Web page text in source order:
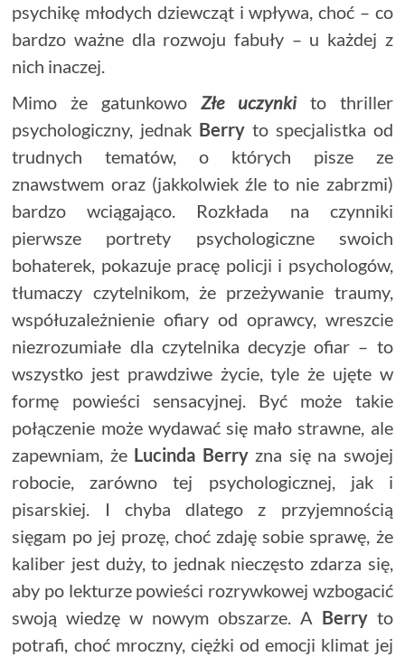
psychikę młodych dziewcząt i wpływa, choć – co
bardzo ważne dla rozwoju fabuły – u każdej z
nich inaczej.
Mimo że gatunkowo Złe uczynkito thriller
psychologiczny, jednak Berry to specjalistka od
trudnych tematów, o których pisze ze
znawstwem oraz (jakkolwiek źle to nie zabrzmi)
bardzo wciągająco. Rozkłada na czynniki
pierwsze portrety psychologiczne swoich
bohaterek, pokazuje pracę policji i psychologów,
tłumaczy czytelnikom, że przeżywanie traumy,
współuzależnienie ofiary od oprawcy, wreszcie
niezrozumiałe dla czytelnika decyzje ofiar – to
wszystko jest prawdziwe życie, tyle że ujęte w
formę powieści sensacyjnej. Być może takie
połączenie może wydawać się mało strawne, ale
zapewniam, że Lucinda Berry zna się na swojej
robocie, zarówno tej psychologicznej, jak i
pisarskiej. I chyba dlatego z przyjemnością
sięgam po jej prozę, choć zdaję sobie sprawę, że
kaliber jest duży, to jednak nieczęsto zdarza się,
aby po lekturze powieści rozrywkowej wzbogacić
swoją wiedzę w nowym obszarze. A Berryto
potrafi, choć mroczny, ciężki od emocji klimat jej